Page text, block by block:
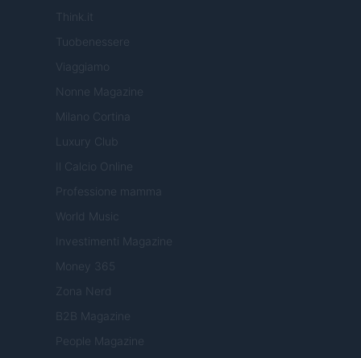
Think.it
Tuobenessere
Viaggiamo
Nonne Magazine
Milano Cortina
Luxury Club
Il Calcio Online
Professione mamma
World Music
Investimenti Magazine
Money 365
Zona Nerd
B2B Magazine
People Magazine